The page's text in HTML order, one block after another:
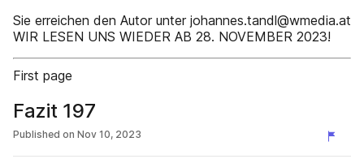
Sie erreichen den Autor unter johannes.tandl@wmedia.at
WIR LESEN UNS WIEDER AB 28. NOVEMBER 2023!
First page
Fazit 197
Published on Nov 10, 2023